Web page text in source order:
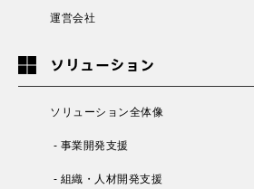
運営会社
ソリューション
ソリューション全体像
- 事業開発支援
- 組織・人材開発支援